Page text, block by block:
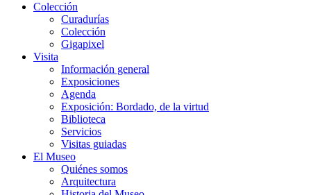
Colección
Curadurías
Colección
Gigapixel
Visita
Información general
Exposiciones
Agenda
Exposición: Bordado, de la virtud
Biblioteca
Servicios
Visitas guiadas
El Museo
Quiénes somos
Arquitectura